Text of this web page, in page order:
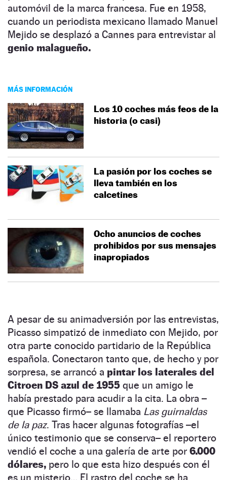
automóvil de la marca francesa. Fue en 1958,
cuando un periodista mexicano llamado Manuel
Mejido se desplazó a Cannes para entrevistar al
genio malagueño.
MÁS INFORMACIÓN
Los 10 coches más feos de la
historia (o casi)
La pasión por los coches se
lleva también en los
calcetines
Ocho anuncios de coches
prohibidos por sus mensajes
inapropiados
A pesar de su animadversión por las entrevistas,
Picasso simpatizó de inmediato con Mejido, por
otra parte conocido partidario de la República
española. Conectaron tanto que, de hecho y por
sorpresa, se arrancó a pintar los laterales del
Citroen DS azul de 1955 que un amigo le
había prestado para acudir a la cita. La obra –
que Picasso firmó– se llamaba Las guirnaldas
de la paz. Tras hacer algunas fotografías –el
único testimonio que se conserva– el reportero
vendió el coche a una galería de arte por 6.000
dólares, pero lo que esta hizo después con él
es un misterio… El rastro del coche se ha